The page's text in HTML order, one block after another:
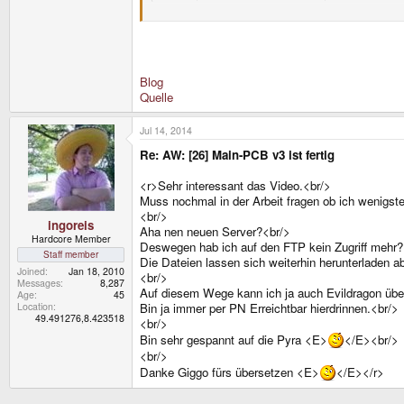
Der nächste Schritt für Nikolaus ist es, weiter am
Und was hab ich getan?
Als ich zurück aus Montpellier kam, startete ich
T-Shirts und weiteres Merchandising wird bald in
Der nächste Schritt ist ein GIT / Bugtracker
Ich brauche mehr Zeit :-D.
Naja, Ich hoffe Ich werde viele von euch auf der
Und wie immer: Wenn ich mehr zum Posten habe,
Blog
Quelle
ingoreis
Hardcore Member
Staff member
Joined
Jan 18, 2010
Messages
8,287
Age
45
Location
49.491276,8.423518
Jul 14, 2014
Re: AW: [26] Main-PCB v3 ist fertig
<r>Sehr interessant das Video.<br/>
Muss nochmal in der Arbeit fragen ob ich
<br/>
Aha nen neuen Server?<br/>
Deswegen hab ich auf den FTP kein Zugriff
Die Dateien lassen sich weiterhin herunterladen
<br/>
Auf diesem Wege kann ich ja auch Evildragon
Bin ja immer per PN Erreichtbar hierdrinnen.<br/>
<br/>
Bin sehr gespannt auf die Pyra <E>
</E><br/>
<br/>
Danke Giggo fürs übersetzen <E>
</E></r>